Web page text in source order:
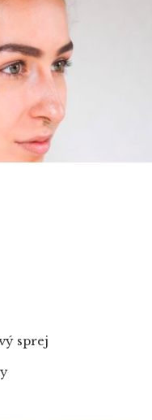
sprej